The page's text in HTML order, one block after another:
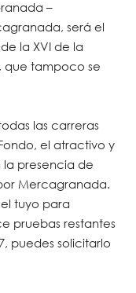
–
será el
la XVI de la
que tampoco se
las carreras
el atractivo y
la presencia de
Mercagranada.
tuyo para
pruebas restantes
puedes solicitarlo